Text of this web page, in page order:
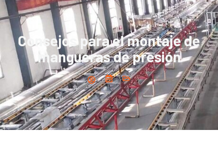
Consejos para el montaje de
mangueras de presión